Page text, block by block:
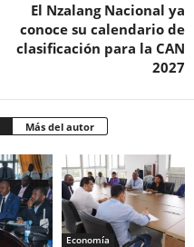
El Nzalang Nacional ya
conoce su calendario de
clasificación para la CAN
2027
Más del autor
Economía